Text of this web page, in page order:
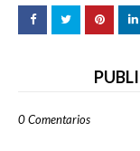
0 Comentarios